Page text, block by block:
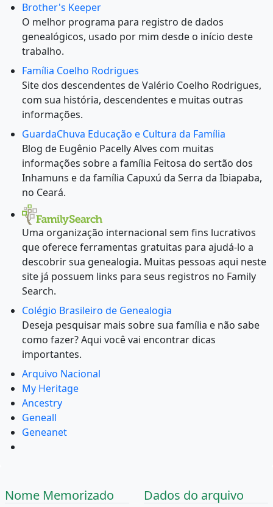
Brother's Keeper
O melhor programa para registro de dados
genealógicos, usado por mim desde o início deste
trabalho.
Família Coelho Rodrigues
Site dos descendentes de Valério Coelho Rodrigues,
com sua história, descendentes e muitas outras
informações.
GuardaChuva Educação e Cultura da Família
Blog de Eugênio Pacelly Alves com muitas
informações sobre a família Feitosa do sertão dos
Inhamuns e da família Capuxú da Serra da Ibiapaba,
no Ceará.
Uma organização internacional sem fins lucrativos
que oferece ferramentas gratuitas para ajudá-lo a
descobrir sua genealogia. Muitas pessoas aqui neste
site já possuem links para seus registros no Family
Search.
Colégio Brasileiro de Genealogia
Deseja pesquisar mais sobre sua família e não sabe
como fazer? Aqui você vai encontrar dicas
importantes.
Arquivo Nacional
My Heritage
Ancestry
Geneall
Geneanet
Nome Memorizado Dados do arquivo